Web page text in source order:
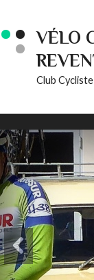
VÉLO
Club